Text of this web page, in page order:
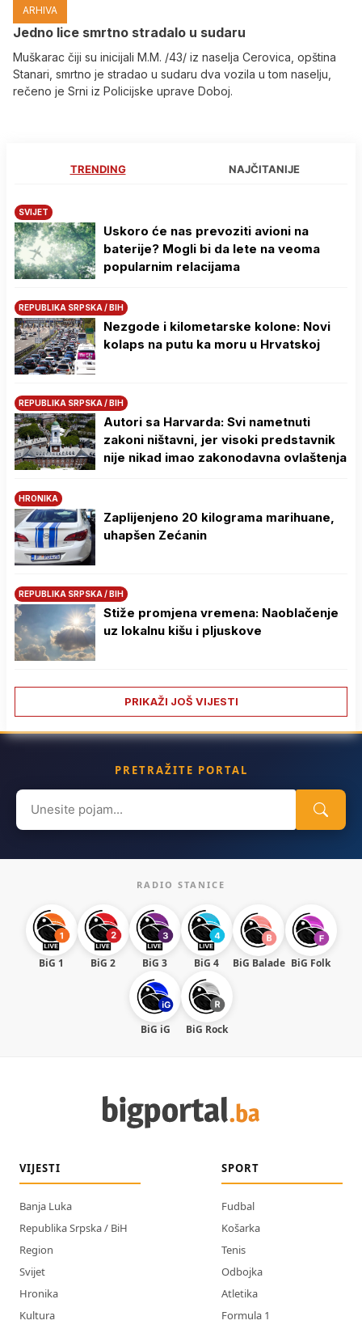
ARHIVA
Јedno lice smrtno stradalo u sudaru
Muškarac čiji su inicijali M.M. /43/ iz naselja Cerovica, opština
Stanari, smrtno je stradao u sudaru dva vozila u tom naselju,
rečeno je Srni iz Policijske uprave Doboj.
TRENDING NAJČITANIJE
SVIJET
Uskoro će nas prevoziti avioni na
baterije? Mogli bi da lete na veoma
popularnim relacijama
REPUBLIKA SRPSKA / BIH
Nezgode i kilometarske kolone: Novi
kolaps na putu ka moru u Hrvatskoj
REPUBLIKA SRPSKA / BIH
Autori sa Harvarda: Svi nametnuti
zakoni ništavni, jer visoki predstavnik
nije nikad imao zakonodavna ovlaštenja
HRONIKA
Zaplijenjeno 20 kilograma marihuane,
uhapšen Zećanin
REPUBLIKA SRPSKA / BIH
Stiže promjena vremena: Naoblačenje
uz lokalnu kišu i pljuskove
PRIKAŽI JOŠ VIJESTI
PRETRAŽITE PORTAL
Search
for:
RADIO STANICE
BiG 1 BiG 2 BiG 3 BiG 4 BiG Balade BiG Folk
BiG iG BiG Rock
VIJESTI
Banja Luka
Republika Srpska / BiH
Region
Svijet
Hronika
Kultura
SPORT
Fudbal
Košarka
Tenis
Odbojka
Atletika
Formula 1